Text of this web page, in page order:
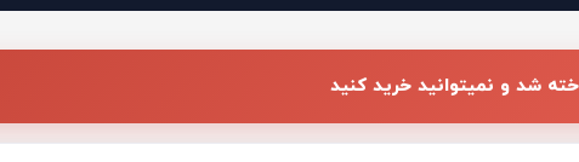
شد و نمیتوانید خرید کنید